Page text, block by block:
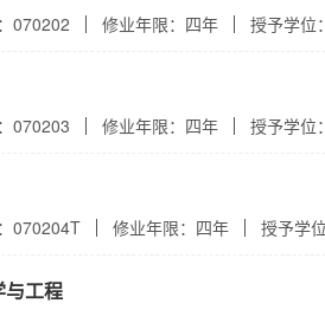
070202 修业年限：四年 授予学位
070203 修业年限：四年 授予学位
070204T 修业年限：四年 授予学
与工程